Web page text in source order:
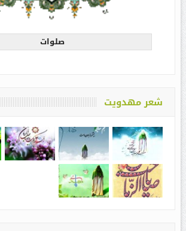
صلوات
شعر مهدویت